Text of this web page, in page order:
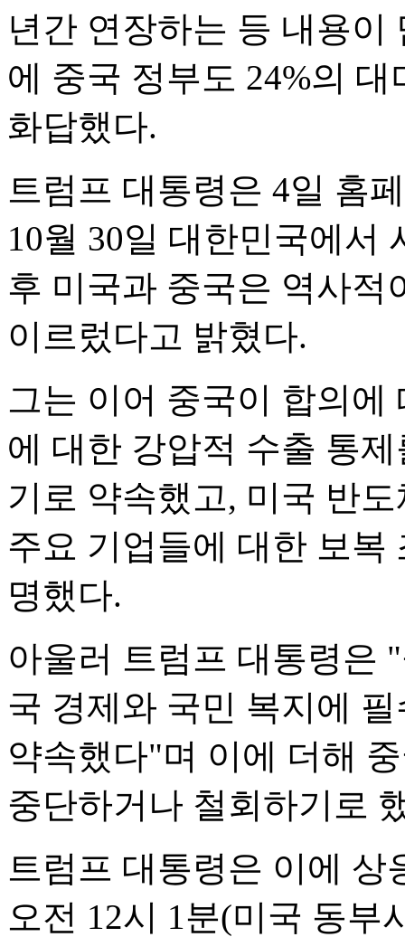
년간 연장하는 등 내용이
에 중국 정부도 24%의
화답했다.
트럼프 대통령은 4일 홈
10월 30일 대한민국에서
후 미국과 중국은 역사적
이르렀다고 밝혔다.
그는 이어 중국이 합의에
에 대한 강압적 수출 통
기로 약속했고, 미국 반
주요 기업들에 대한 보복
명했다.
아울러 트럼프 대통령은
국 경제와 국민 복지에
약속했다"며 이에 더해
중단하거나 철회하기로
트럼프 대통령은 이에 상
오전 12시 1분(미국 동부